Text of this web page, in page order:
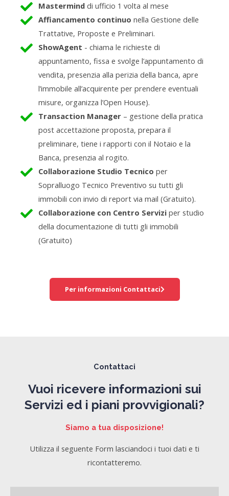
Mastermind di ufficio 1 volta al mese
Affiancamento continuo nella Gestione delle
Trattative, Proposte e Preliminari.
ShowAgent - chiama le richieste di
appuntamento, fissa e svolge l’appuntamento di
vendita, presenzia alla perizia della banca, apre
l’immobile all’acquirente per prendere eventuali
misure, organizza l’Open House).
Transaction Manager – gestione della pratica
post accettazione proposta, prepara il
preliminare, tiene i rapporti con il Notaio e la
Banca, presenzia al rogito.
Collaborazione Studio Tecnico per
Sopralluogo Tecnico Preventivo su tutti gli
immobili con invio di report via mail (Gratuito).
Collaborazione con Centro Servizi per studio
della documentazione di tutti gli immobili
(Gratuito)
Per informazioni Contattaci
Contattaci
Vuoi ricevere informazioni sui
Servizi ed i piani provvigionali?
Siamo a tua disposizione!
Utilizza il seguente Form lasciandoci i tuoi dati e ti
ricontatteremo.